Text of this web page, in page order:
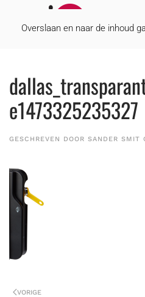
Overslaan en naar de inhoud
e1473325235327
GESCHREVEN DOOR SANDER SMIT
VORIGE